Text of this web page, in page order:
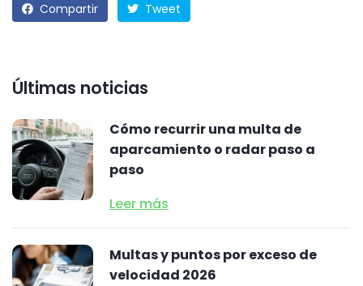
Compartir Tweet
Últimas noticias
Cómo recurrir una multa de
aparcamiento o radar paso a
paso
Leer más
Multas y puntos por exceso de
velocidad 2026